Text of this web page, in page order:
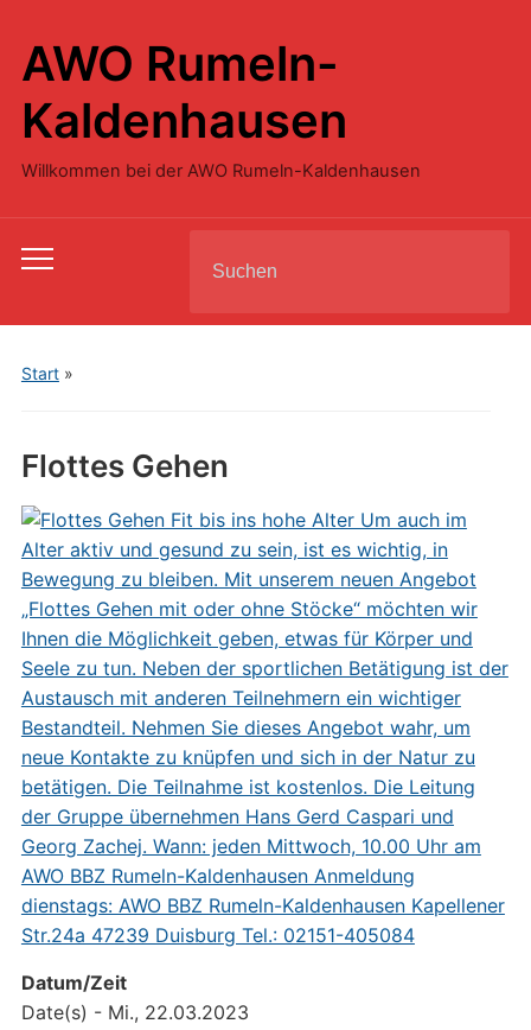
AWO Rumeln-
Kaldenhausen
Willkommen bei der AWO Rumeln-Kaldenhausen
Toggle
menu
for:
Start»
Flottes Gehen
Datum/Zeit
Date(s) - Mi., 22.03.2023